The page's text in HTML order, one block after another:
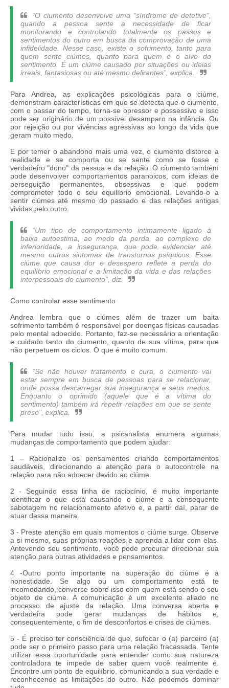
“O ciumento desenvolve uma “síndrome de detetive”,
quando a pessoa sente a necessidade de ficar
monitorando e controlando totalmente os passos e
sentimentos do outro em busca da comprovação de uma
infidelidade. Nesse caso, existe o sofrimento, tanto para
quem sente ciúmes, quanto para quem é o alvo do
sentimento. É um ciúme causado por situações ou ideias
irreais, fantasiosas ou até mesmo delirantes”, explica.
Para Andrea, as explicações psicológicas para o ciúme,
demonstram características em que se detecta que o ciumento,
com o passar do tempo, torna-se opressor e possessivo e isso
pode ser originário de um possível desamparo na infância. Ou
por rejeição ou por vivências agressivas ao longo da vida que
geram muito medo.
E por temer o abandono mais uma vez, o ciumento distorce a
realidade e se comporta ou se sente como se fosse o
verdadeiro "dono" da pessoa e da relação. O ciumento também
pode desenvolver comportamentos paranoicos, com ideias de
perseguição permanentes, obsessivas e que podem
comprometer todo o seu equilíbrio emocional. Levando-o a
sentir ciúmes até mesmo do passado e das relações antigas
vividas pelo outro.
“Um tipo de comportamento intimamente ligado à
baixa autoestima, ao medo da perda, ao complexo de
inferioridade, a insegurança, que pode evidenciar até
mesmo outros sintomas de transtornos psíquicos. Esse
ciúme que causa dor e desespero reflete a perda do
equilíbrio emocional e a limitação da vida e das relações
interpessoais do ciumento”, diz.
Como controlar esse sentimento
Andrea lembra que o ciúmes além de trazer um baita
sofrimento também é responsável por doenças físicas causadas
pelo mental adoecido. Portanto, faz-se necessário a orientação
e cuidado tanto do ciumento, quanto de sua vítima, para que
não perpetuem os ciclos. O que é muito comum.
“Se não houver tratamento e cura, o ciumento vai
estar sempre em busca de pessoas para se relacionar,
onde possa descarregar sua insegurança e seus medos.
Enquanto o oprimido (aquele que é a vítima do
sentimento) também irá repetir relações em que se sente
preso”, explica.
Para mudar tudo isso, a psicanalista enumera algumas
mudanças de comportamento que podem ajudar:
1 – Racionalize os pensamentos criando comportamentos
saudáveis, direcionando a atenção para o autocontrole na
relação para não adoecer devido ao ciúme.
2 - Seguindo essa linha de raciocínio, é muito importante
identificar o que está causando o ciúme e a consequente
sabotagem no relacionamento afetivo e, a partir daí, parar de
atuar dessa maneira.
3 - Preste atenção em quais momentos o ciúme surge. Observe
a si mesmo, suas próprias reações e aprenda a lidar com elas.
Antevendo seu sentimento, você pode procurar direcionar sua
atenção para outras atividades e pensamentos.
4 -Outro ponto importante na superação do ciúme é a
honestidade. Se algo ou um comportamento está te
incomodando, converse sobre isso com quem está sendo o seu
objeto de ciúme. A comunicação é um excelente aliado no
processo de ajuste da relação. Uma conversa aberta e
verdadeira pode gerar mudanças de hábitos e,
consequentemente, o fim de desconfortos e crises de ciúmes.
5 - É preciso ter consciência de que, sufocar o (a) parceiro (a)
pode ser o primeiro passo para uma relação fracassada. Tente
utilizar essa oportunidade para entender como sua natureza
controladora te impede de saber quem você realmente é.
Encontre um ponto de equilíbrio, comunicando a sua verdade e
reconhecendo as limitações do outro. Não podemos dominar